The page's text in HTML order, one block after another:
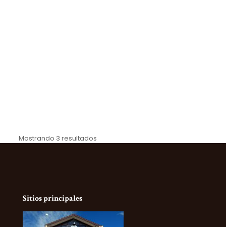
Mostrando 3 resultados
Sitios principales